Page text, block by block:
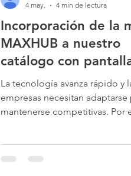
Incorporación de la
MAXHUB a nuestro
catálogo con
interactivas,
digital, colaboración
inalámbrica,
certificadas para
Teams y mucho más
La tecnología avanza rápido y
empresas necesitan adaptarse
mantenerse competitivas. Por
alianza nos permite ofrecer
4 may.
4 min de lectura